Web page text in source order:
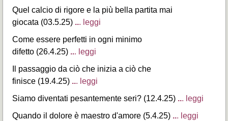
Quel calcio di rigore e la più bella partita mai
giocata (03.5.25) ... leggi
Come essere perfetti in ogni minimo
difetto (26.4.25) ... leggi
Il passaggio da ciò che inizia a ciò che
finisce (19.4.25) ... leggi
Siamo diventati pesantemente seri? (12.4.25) ... leggi
Quando il dolore è maestro d'amore (5.4.25) ... leggi